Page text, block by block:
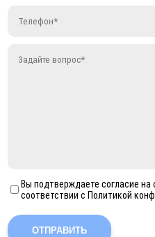
Вы подтверждаете согласие
соответствии с Политикой
ОТПРАВИТЬ